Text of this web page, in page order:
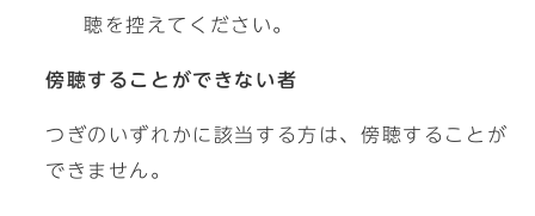
聴を控えてください。
傍聴することができない者
つぎのいずれかに該当する方は、傍聴することが
できません。